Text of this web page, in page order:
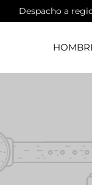
Despacho a